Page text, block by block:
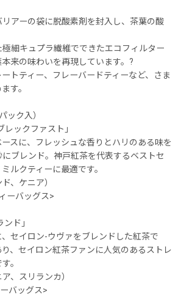
アーの袋に脱酸素剤を封入し、茶葉の酸
細キュプラ繊維でできたエコフィルター
来の味わいを再現しています。?
トティー、フレーバードティーなど、さま
す。
ック入）
ックファスト」
スに、フレッシュな香りとハリのある味を
ブレンド。神戸紅茶を代表するベストセ
ルクティーに最適です。
、ケニア）
ーバッグス>
ド」
セイロン-ウヴァをブレンドした紅茶で
、セイロン紅茶ファンに人気のあるストレ
。
、スリランカ）
バッグス>